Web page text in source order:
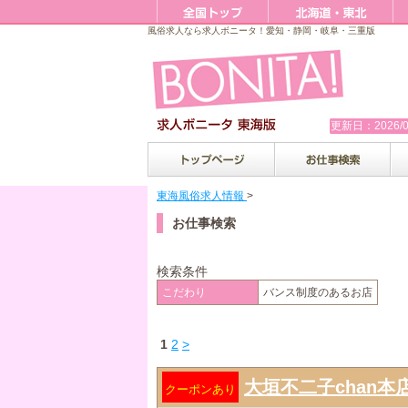
風俗求人なら求人ボニータ！愛知・静岡・岐阜・三重版
更新日：2026/
東海風俗求人情報 >
お仕事検索
検索条件
こだわり バンス制度のあるお店
1 2 >
クーポンあり 大垣不二子chan本